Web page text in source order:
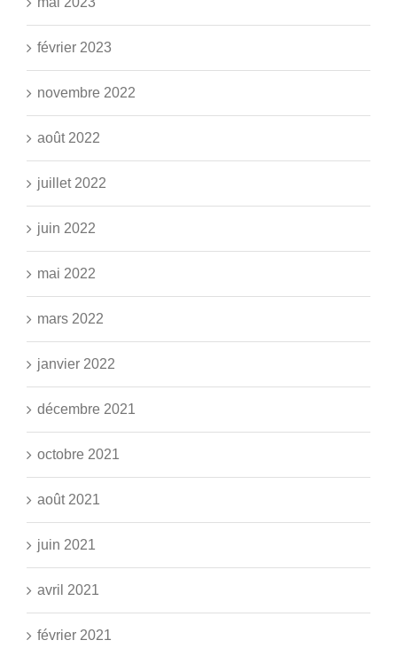
février 2023
novembre 2022
août 2022
juillet 2022
juin 2022
mai 2022
mars 2022
janvier 2022
décembre 2021
octobre 2021
août 2021
juin 2021
avril 2021
février 2021